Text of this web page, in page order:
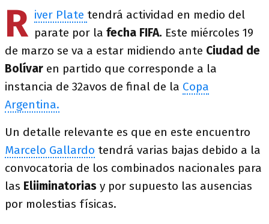
R iver Plate tendrá actividad en medio del
parate por la fecha FIFA. Este miércoles 19
de marzo se va a estar midiendo ante Ciudad de
Bolívar en partido que corresponde a la
instancia de 32avos de final de la Copa
Argentina.
Un detalle relevante es que en este encuentro
Marcelo Gallardo tendrá varias bajas debido a la
convocatoria de los combinados nacionales para
las Eliiminatorias y por supuesto las ausencias
por molestias físicas.